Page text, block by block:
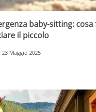
baby-sitting:
il piccolo
23 Maggio 2025